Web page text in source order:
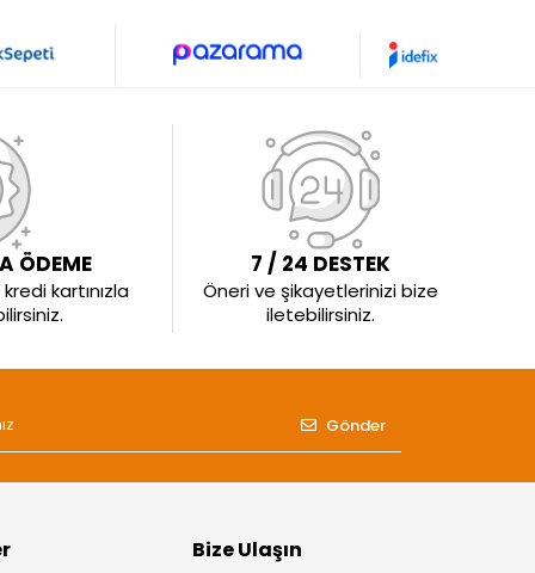
ÖDEME
kartınızla
7 / 24 DESTEK
Öneri ve şikayetlerinizi bize
iletebilirsiniz.
Gönder
Bize Ulaşın